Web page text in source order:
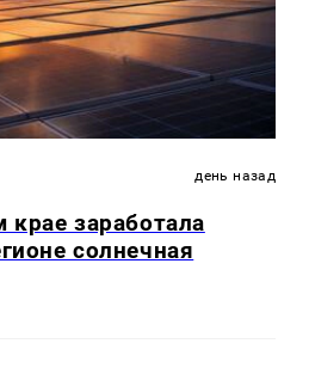
день назад
крае заработала
солнечная